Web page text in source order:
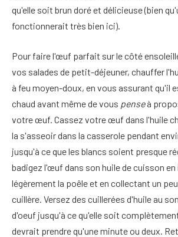
qu'elle soit brun doré et délicieuse (bien
fonctionnerait très bien ici).
Pour faire l'œuf parfait sur le côté
vos salades de petit-déjeuner, chauffer
à feu moyen-doux, en vous assurant qu'il
chaud avant même de vous penseà
votre œuf. Cassez votre œuf dans l'huile
la s'asseoir dans la casserole pendant
jusqu'à ce que les blancs soient presque
badigez l'œuf dans son huile de cuisson
légèrement la poêle et en collectant un
cuillère. Versez des cuillerées d'huile au
d'oeuf jusqu'à ce qu'elle soit
devrait prendre qu'une minute ou deux.